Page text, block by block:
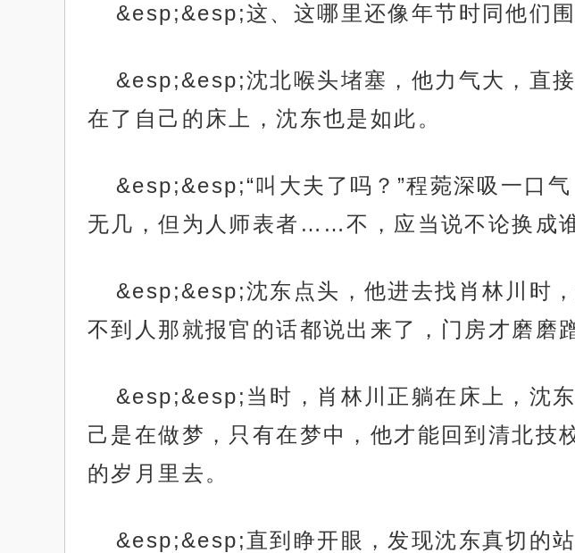
&esp;&esp;这、这哪里还像年节时同他们
&esp;&esp;沈北喉头堵塞，他力气大，直
在了自己的床上，沈东也是如此。
&esp;&esp;“叫大夫了吗？”程菀深吸一口
无几，但为人师表者……不，应当说不论换成
&esp;&esp;沈东点头，他进去找肖林川时
不到人那就报官的话都说出来了，门房才磨磨
&esp;&esp;当时，肖林川正躺在床上，沈
己是在做梦，只有在梦中，他才能回到清北技
的岁月里去。
&esp;&esp;直到睁开眼，发现沈东真切的